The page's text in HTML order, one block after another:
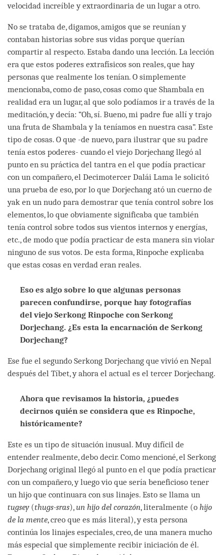
velocidad increíble y extraordinaria de un lugar a otro.
No se trataba de, digamos, amigos que se reunían y
contaban historias sobre sus vidas porque querían
compartir al respecto. Estaba dando una lección. La lección
era que estos poderes extrafísicos son reales, que hay
personas que realmente los tenían. O simplemente
mencionaba, como de paso, cosas como que Shambala en
realidad era un lugar, al que solo podíamos ir a través de la
meditación, y decía: “Oh, sí. Bueno, mi padre fue allí y trajo
una fruta de Shambala y la teníamos en nuestra casa”. Este
tipo de cosas. O que -de nuevo, para ilustrar que su padre
tenía estos poderes- cuando el viejo Dorjechang llegó al
punto en su práctica del tantra en el que podía practicar
con un compañero, el Decimotercer Dalái Lama le solicitó
una prueba de eso, por lo que Dorjechang ató un cuerno de
yak en un nudo para demostrar que tenía control sobre los
elementos, lo que obviamente significaba que también
tenía control sobre todos sus vientos internos y energías,
etc., de modo que podía practicar de esta manera sin violar
ninguno de sus votos. De esta forma, Rinpoche explicaba
que estas cosas en verdad eran reales.
Eso es algo sobre lo que algunas personas
parecen confundirse, porque hay fotografías
del viejo Serkong Rinpoche con Serkong
Dorjechang. ¿Es esta la encarnación de Serkong
Dorjechang?
Ese fue el segundo Serkong Dorjechang que vivió en Nepal
después del Tíbet, y ahora el actual es el tercer Dorjechang.
Ahora que revisamos la historia, ¿puedes
decirnos quién se considera que es Rinpoche,
históricamente?
Este es un tipo de situación inusual. Muy difícil de
entender realmente, debo decir. Como mencioné, el Serkong
Dorjechang original llegó al punto en el que podía practicar
con un compañero, y luego vio que sería beneficioso tener
un hijo que continuara con sus linajes. Esto se llama un
tugsey(thugs-sras),un hijo del corazón, literalmente (o hijo
de la mente, creo que es más literal), y esta persona
continúa los linajes especiales, creo, de una manera mucho
más especial que simplemente recibir iniciación de él.